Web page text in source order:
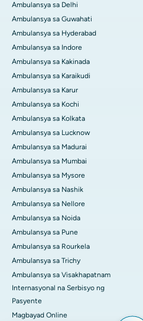
Ambulansya sa Delhi
Ambulansya sa Guwahati
Ambulansya sa Hyderabad
Ambulansya sa Indore
Ambulansya sa Kakinada
Ambulansya sa Karaikudi
Ambulansya sa Karur
Ambulansya sa Kochi
Ambulansya sa Kolkata
Ambulansya sa Lucknow
Ambulansya sa Madurai
Ambulansya sa Mumbai
Ambulansya sa Mysore
Ambulansya sa Nashik
Ambulansya sa Nellore
Ambulansya sa Noida
Ambulansya sa Pune
Ambulansya sa Rourkela
Ambulansya sa Trichy
Ambulansya sa Visakhapatnam
Internasyonal na Serbisyo ng
Pasyente
Magbayad Online